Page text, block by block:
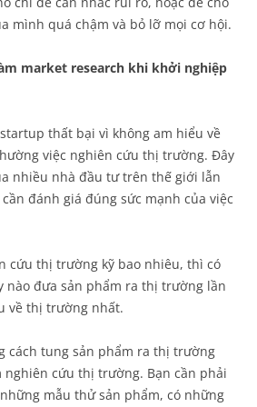
mình quá chậm và bỏ lỡ mọi cơ hội.
market research khi khởi nghiệp
thất bại vì không am hiểu về
việc nghiên cứu thị trường. Đây
nhiều nhà đầu tư trên thế giới lẫn
đánh giá đúng sức mạnh của việc
cứu thị trường kỹ bao nhiêu, thì có
nào đưa sản phẩm ra thị trường lần
về thị trường nhất.
cách tung sản phẩm ra thị trường
nghiên cứu thị trường. Bạn cần phải
mẫu thử sản phẩm, có những